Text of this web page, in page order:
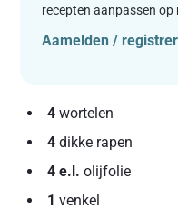
recepten aanpassen
Aamelden /
4wortelen
4dikke rapen
4 e.l. olijfolie
1venkel